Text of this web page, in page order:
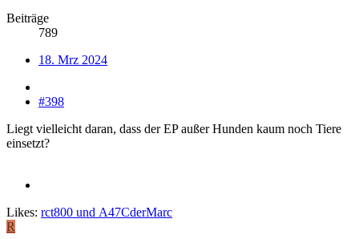
Beiträge
789
18. Mrz 2024
#398
Liegt vielleicht daran, dass der EP außer Hunden kaum noch Tiere
einsetzt?
Likes: rct800 und A47CderMarc
R